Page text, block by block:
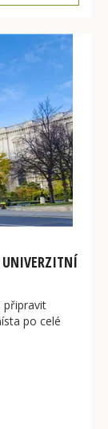
UNIVERZITNÍ
připravit
po celé